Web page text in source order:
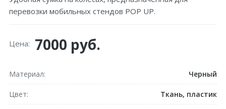
перевозки мобильных стендов POP UP.
Цена: 7000 руб.
Материал Черный
Цвет Ткань, пластик